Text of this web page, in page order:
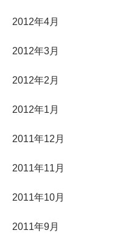
2012年4月
2012年3月
2012年2月
2012年1月
2011年12月
2011年11月
2011年10月
2011年9月